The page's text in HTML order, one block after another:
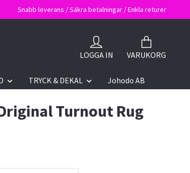
Snabb leverans / Säkra betalningar / Enkla returer
LOGGA IN VARUKORG
TRYCK & DEKAL Johodo AB
Turnout Rug